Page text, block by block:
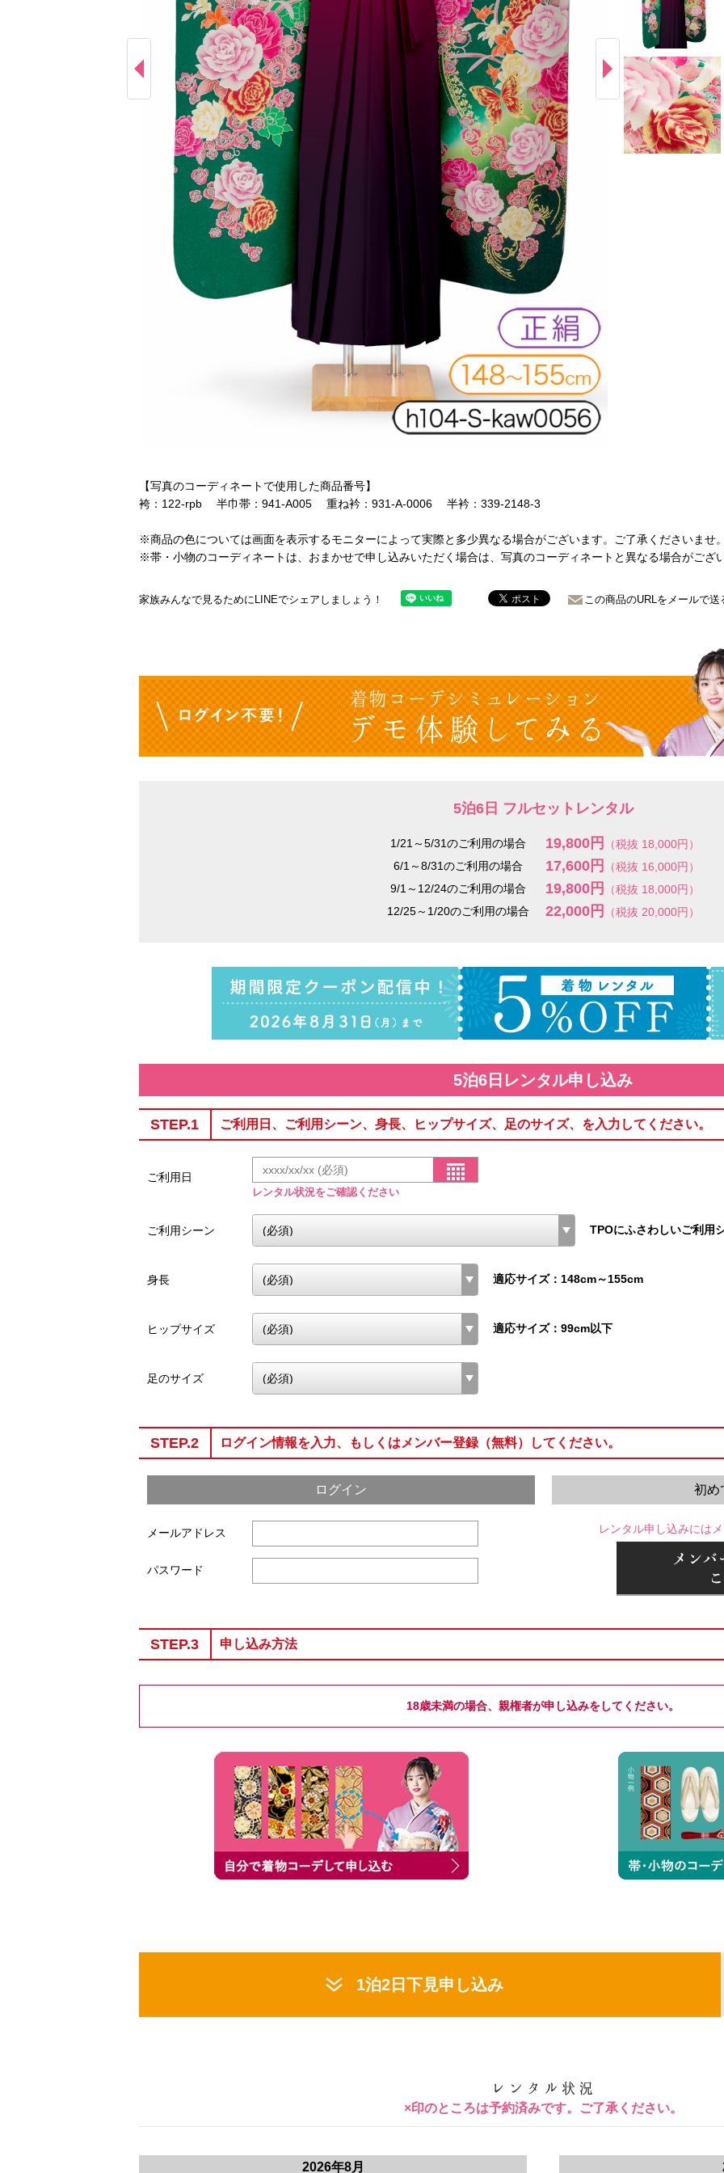
【写真のコーディネートで使用した商品番号】
袴：122-rpb 半巾帯：941-A005 重ね衿：931-A-0006 半衿：339-2148-3
※商品の色については画面を表示するモニターによって実際と多少異なる場合がございます。ご了承くださいませ。
※帯・小物のコーディネートは、おまかせで申し込みいただく場合は、写真のコーディネートと異なる場合がござい
家族みんなで見るためにLINEでシェアしましょう！ この商品のURLをメールで送
5泊6日 フルセットレンタル
1/21～5/31のご利用の場合 19,800円
（税抜 18,000円）
6/1～8/31のご利用の場合
17,600円
（税抜 16,000円）
9/1～12/24のご利用の場合
19,800円
（税抜 18,000円）
12/25～1/20のご利用の場合
22,000円 （税抜 20,000円）
5泊6日レンタル申し込み
STEP.1 ご利用日、ご利用シーン、身長、ヒップサイズ、足のサイズ、を入力してください。
ご利用日
レンタル状況をご確認ください
ご利用シーン TPOにふさわしいご利用
身長 適応サイズ：148cm～155cm
ヒップサイズ 適応サイズ：99cm以下
足のサイズ
STEP.2 ログイン情報を入力、もしくはメンバー登録（無料）してください。
ログイン
メールアドレス
パスワード
初め
レンタル申し込みには
STEP.3 申し込み方法
18歳未満の場合、親権者が申し込みをしてください。
1泊2日下見申し込み
×印のところは予約済みです。ご了承ください。
2026年8月